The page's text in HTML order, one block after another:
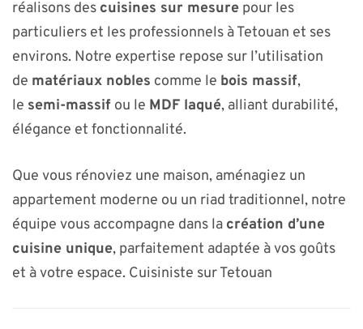
réalisons des cuisines sur mesure pour les
particuliers et les professionnels à Tetouan et ses
environs. Notre expertise repose sur l’utilisation
de matériaux nobles comme le bois massif,
le semi-massif ou le MDF laqué, alliant durabilité,
élégance et fonctionnalité.
Que vous rénoviez une maison, aménagiez un
appartement moderne ou un riad traditionnel, notre
équipe vous accompagne dans la création d’une
cuisine unique, parfaitement adaptée à vos goûts
et à votre espace. Cuisiniste sur Tetouan